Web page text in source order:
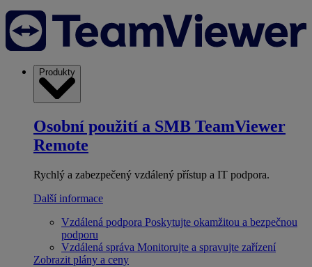
Produkty
Osobní použití a SMB TeamViewer
Remote
Rychlý a zabezpečený vzdálený přístup a IT podpora.
Další informace
Vzdálená podpora Poskytujte okamžitou a bezpečnou
podporu
Vzdálená správa Monitorujte a spravujte zařízení
Zobrazit plány a ceny